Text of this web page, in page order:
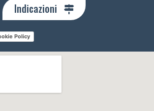
Indicazioni
Policy